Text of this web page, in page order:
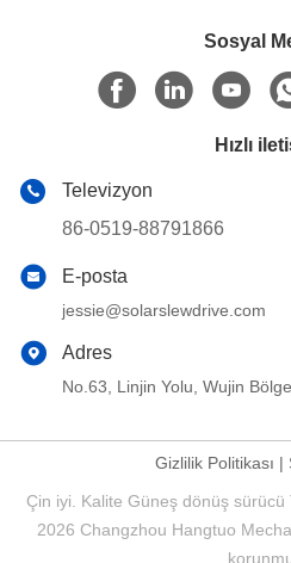
Sosyal
Hızlı
Televizyon
86-0519-88791866
E-posta
jessie@solarslewdrive.com
Adres
No.63, Linjin Yolu, Wujin
Gizlilik Politikası |
Çin iyi. Kalite Güneş dönüş sürücü
2026 Changzhou Hangtuo